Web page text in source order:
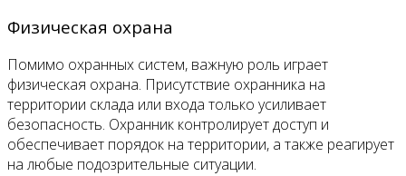
Физическая охрана
Помимо охранных систем, важную роль играет
физическая охрана. Присутствие охранника на
территории склада или входа только усиливает
безопасность. Охранник контролирует доступ и
обеспечивает порядок на территории, а также реагирует
на любые подозрительные ситуации.